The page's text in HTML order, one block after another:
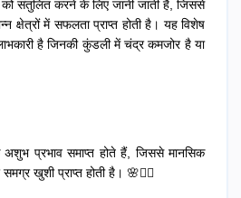
को संतुलित करने के लिए जानी जाती है, जिससे
क्षेत्रों में सफलता प्राप्त होती है। यह विशेष
है जिनकी कुंडली में चंद्र कमजोर है या
प्रभाव समाप्त होते हैं, जिससे मानसिक
खुशी प्राप्त होती है। 🌸🧘‍♀️